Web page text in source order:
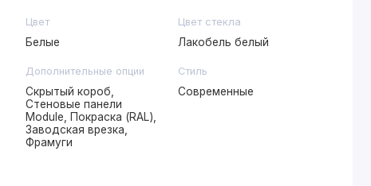
Цвет
Белые
Цвет стекла
Лакобель белый
Дополнительные опции
Скрытый короб,
Стеновые панели
Module, Покраска (RAL),
Заводская врезка,
Фрамуги
Стиль
Современные